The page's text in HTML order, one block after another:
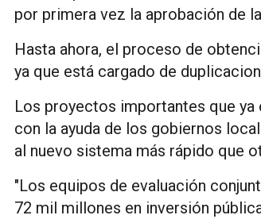
por primera vez la aprobación de
Hasta ahora, el proceso de
ya que está cargado de
Los proyectos importantes que ya
con la ayuda de los gobiernos
al nuevo sistema más rápido que
"Los equipos de evaluación
72 mil millones en inversión